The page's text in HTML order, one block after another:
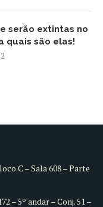
serão extintas no
quais são elas!
C – Sala 608 – Parte
– 5º andar – Conj. 51 –